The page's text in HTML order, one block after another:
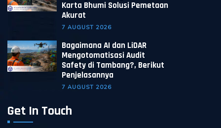
Karta Bhumi Solusi Pemetaan
Akurat
7 AUGUST 2026
Bagaimana AI dan LiDAR
Mengotomatisasi Audit
Safety di Tambang?, Berikut
Penjelasannya
7 AUGUST 2026
Get In Touch